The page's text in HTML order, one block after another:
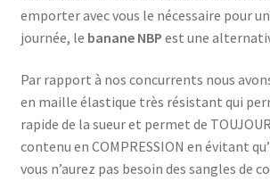
emporter avec vous le nécessaire pour
journée, le banane NBP est une
Par rapport à nos concurrents nous
en maille élastique très résistant qui
rapide de la sueur et permet de
contenu en COMPRESSION en évitant
vous n’aurez pas besoin des sangles de